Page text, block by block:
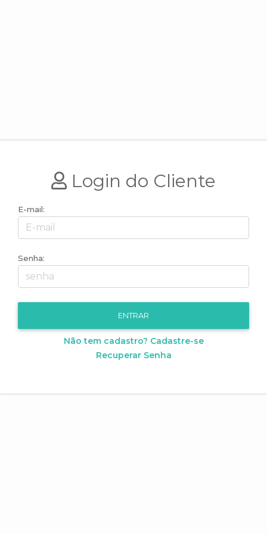
Login do Cliente
E-mail:
Senha:
Não tem cadastro? Cadastre-se
Recuperar Senha